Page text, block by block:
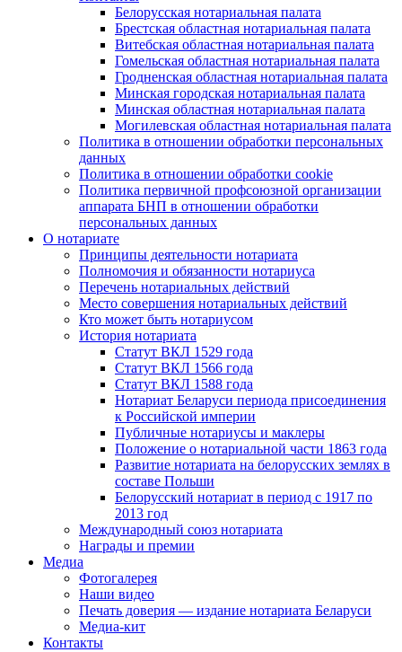
Белорусская нотариальная палата
Брестская областная нотариальная палата
Витебская областная нотариальная палата
Гомельская областная нотариальная палата
Гродненская областная нотариальная палата
Минская городская нотариальная палата
Минская областная нотариальная палата
Могилевская областная нотариальная палата
Политика в отношении обработки персональных
данных
Политика в отношении обработки cookie
Политика первичной профсоюзной организации
аппарата БНП в отношении обработки
персональных данных
О нотариате
Принципы деятельности нотариата
Полномочия и обязанности нотариуса
Перечень нотариальных действий
Место совершения нотариальных действий
Кто может быть нотариусом
История нотариата
Статут ВКЛ 1529 года
Статут ВКЛ 1566 года
Статут ВКЛ 1588 года
Нотариат Беларуси периода присоединения
к Российской империи
Публичные нотариусы и маклеры
Положение о нотариальной части 1863 года
Развитие нотариата на белорусских землях в
составе Польши
Белорусский нотариат в период с 1917 по
2013 год
Международный союз нотариата
Награды и премии
Медиа
Фотогалерея
Наши видео
Печать доверия — издание нотариата Беларуси
Медиа-кит
Контакты